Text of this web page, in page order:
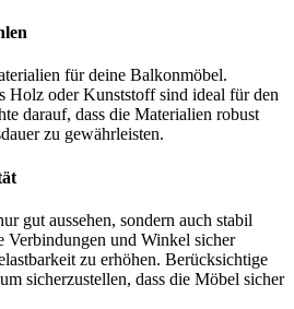
für deine Balkonmöbel.
Holz oder Kunststoff sind ideal für den
darauf, dass die Materialien robust
zu gewährleisten.
gut aussehen, sondern auch stabil
Verbindungen und Winkel sicher
zu erhöhen. Berücksichtige
sicherzustellen, dass die Möbel sicher